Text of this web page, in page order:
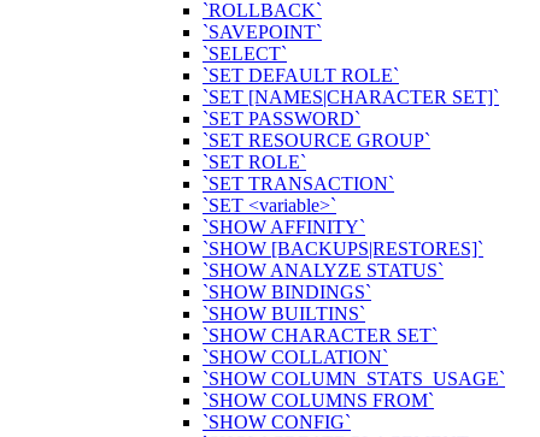
`ROLLBACK`
`SAVEPOINT`
`SELECT`
`SET DEFAULT ROLE`
`SET [NAMES|CHARACTER SET]`
`SET PASSWORD`
`SET RESOURCE GROUP`
`SET ROLE`
`SET TRANSACTION`
`SET <variable>`
`SHOW AFFINITY`
`SHOW [BACKUPS|RESTORES]`
`SHOW ANALYZE STATUS`
`SHOW BINDINGS`
`SHOW BUILTINS`
`SHOW CHARACTER SET`
`SHOW COLLATION`
`SHOW COLUMN_STATS_USAGE`
`SHOW COLUMNS FROM`
`SHOW CONFIG`